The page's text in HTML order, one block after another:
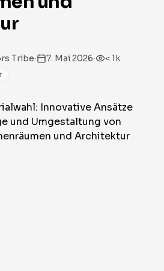
Tribe· 7. Mai 2026· < 1k